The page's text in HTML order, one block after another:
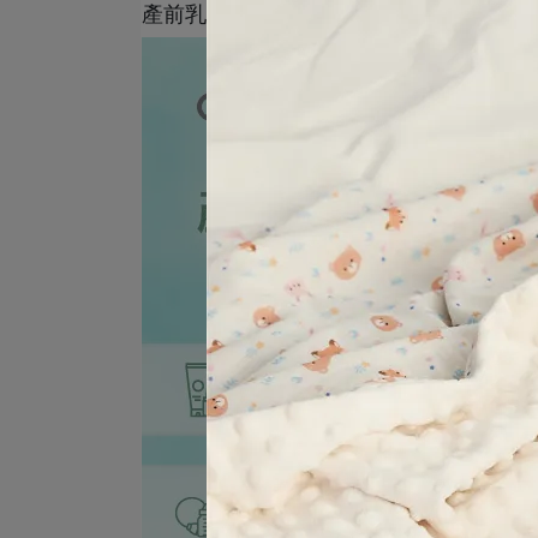
產前乳腺疏通有哪些方式？3個技巧告訴